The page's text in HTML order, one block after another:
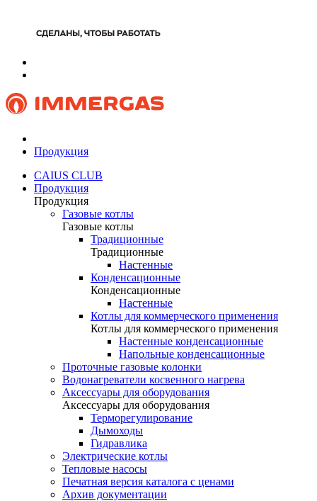
Продукция
CAIUS CLUB
Продукция
Продукция
Газовые котлы
Газовые котлы
Традиционные
Традиционные
Настенные
Конденсационные
Конденсационные
Настенные
Котлы для коммерческого применения
Котлы для коммерческого применения
Настенные конденсационные
Напольные конденсационные
Проточные газовые колонки
Водонагреватели косвенного нагрева
Аксессуары для оборудования
Аксессуары для оборудования
Терморегулирование
Дымоходы
Гидравлика
Электрические котлы
Тепловые насосы
Печатная версия каталога с ценами
Архив документации